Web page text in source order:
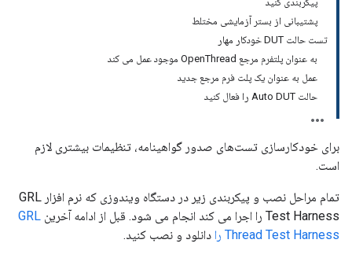
پشتیبانی از بستر آزمایشی مختلط
تست حالت DUT خودکار مهار
به عنوان پلتفرم مرجع OpenThread موجود عمل می کند
عمل به عنوان یک پلت فرم مرجع جدید
حالت Auto DUT را فعال کنید
برای خودکارسازی تست‌های صدور گواهینامه، تنظیمات بیشتری لازم
است.
تمام مراحل نصب و پیکربندی زیر در دستگاه ویندوزی که نرم افزار GRL
Test Harness را اجرا می کند انجام می شود. قبل از ادامه آخرین
GRL
Thread Test Harness را
دانلود و نصب کنید.